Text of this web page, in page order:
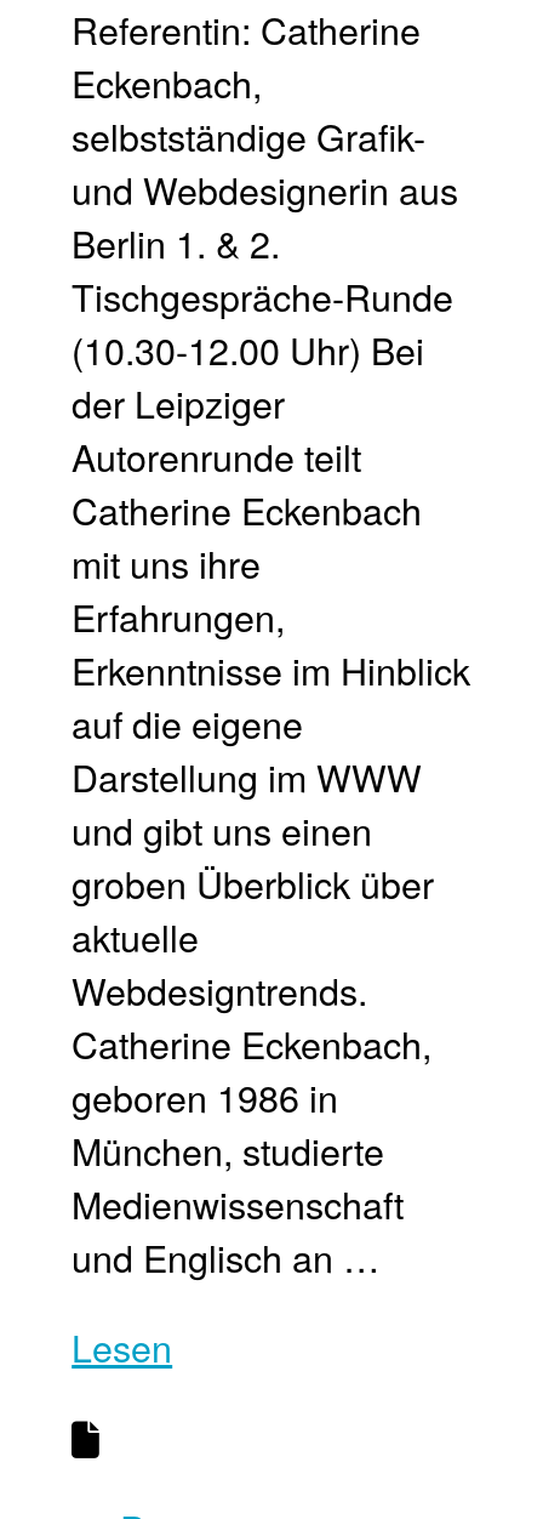
Referentin: Catherine
Eckenbach,
selbstständige Grafik-
und Webdesignerin aus
Berlin 1. & 2.
Tischgespräche-Runde
(10.30-12.00 Uhr) Bei
der Leipziger
Autorenrunde teilt
Catherine Eckenbach
mit uns ihre
Erfahrungen,
Erkenntnisse im Hinblick
auf die eigene
Darstellung im WWW
und gibt uns einen
groben Überblick über
aktuelle
Webdesigntrends.
Catherine Eckenbach,
geboren 1986 in
München, studierte
Medienwissenschaft
und Englisch an …
Lesen